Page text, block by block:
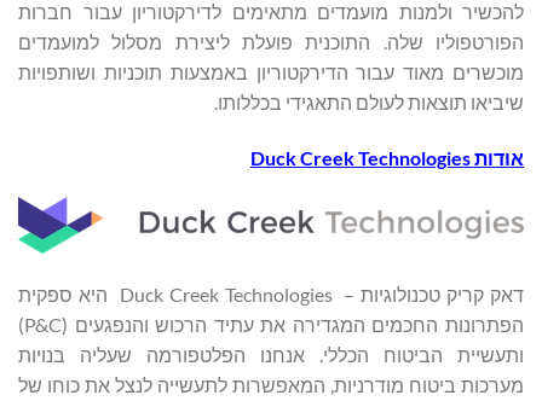
להכשיר ולמנות מועמדים מתאימים לדירקטוריון עבור חברות
הפורטפוליו שלה. התוכנית פועלת ליצירת מסלול למועמדים
מוכשרים מאוד עבור הדירקטוריון באמצעות תוכניות ושותפויות
שיביאו תוצאות לעולם התאגידי בכללותו.
אודותDuck Creek Technologies
דאק קריק טכנולוגיות –
Duck Creek Technologies היא ספקית
הפתרונות החכמים המגדירה את עתיד הרכוש והנפגעים (P&C)
ותעשיית הביטוח הכללי. אנחנו הפלטפורמה שעליה בנויות
מערכות ביטוח מודרניות, המאפשרות לתעשייה לנצל את כוחו של